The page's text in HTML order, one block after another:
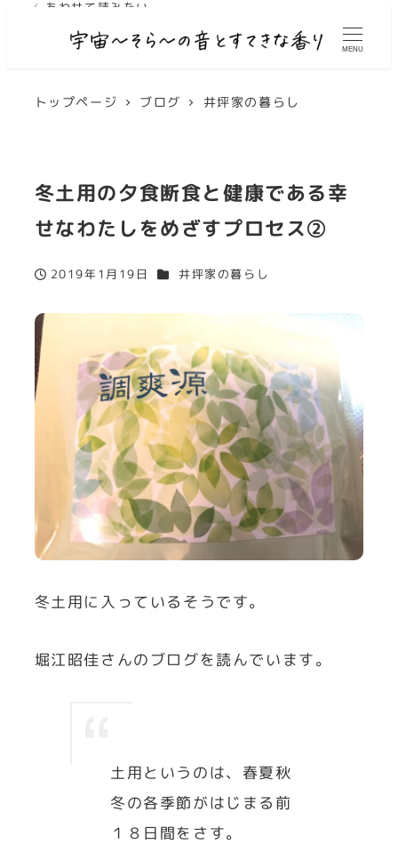
MENU
トップページ ブログ 井坪家の暮らし
冬土用の夕食断食と健康である幸
せなわたしをめざすプロセス②
投稿日
2019年1月19日 カテゴリー
井坪家の暮らし
冬土用に入っているそうです。
堀江昭佳さんのブログを読んでいます。
土用というのは、春夏秋
冬の各季節がはじまる前
１８日間をさす。
✓ あわせて読みたい
✓ あわせて読みたい
✓ あわせて読みたい